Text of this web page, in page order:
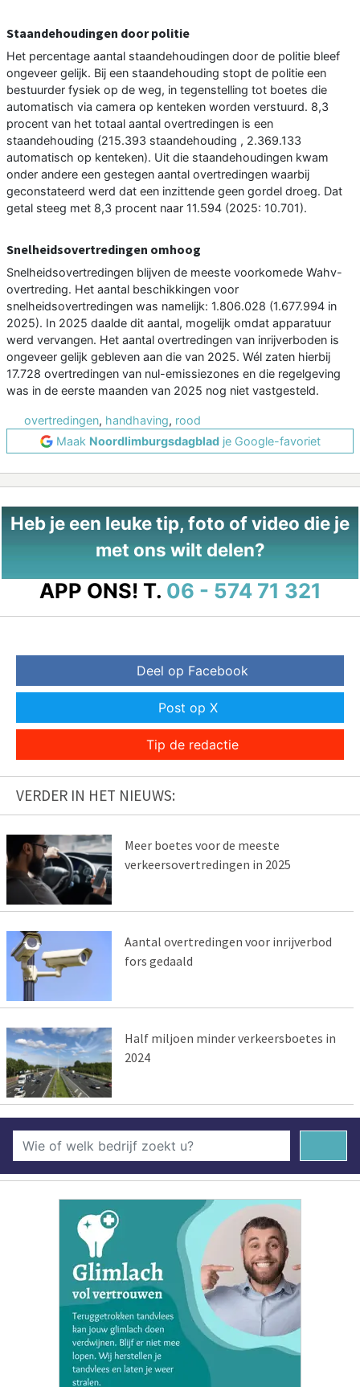
Staandehoudingen door politie
Het percentage aantal staandehoudingen door de politie bleef
ongeveer gelijk. Bij een staandehouding stopt de politie een
bestuurder fysiek op de weg, in tegenstelling tot boetes die
automatisch via camera op kenteken worden verstuurd. 8,3
procent van het totaal aantal overtredingen is een
staandehouding (215.393 staandehouding , 2.369.133
automatisch op kenteken). Uit die staandehoudingen kwam
onder andere een gestegen aantal overtredingen waarbij
geconstateerd werd dat een inzittende geen gordel droeg. Dat
getal steeg met 8,3 procent naar 11.594 (2025: 10.701).
Snelheidsovertredingen omhoog
Snelheidsovertredingen blijven de meeste voorkomede Wahv-
overtreding. Het aantal beschikkingen voor
snelheidsovertredingen was namelijk: 1.806.028 (1.677.994 in
2025). In 2025 daalde dit aantal, mogelijk omdat apparatuur
werd vervangen. Het aantal overtredingen van inrijverboden is
ongeveer gelijk gebleven aan die van 2025. Wél zaten hierbij
17.728 overtredingen van nul-emissiezones en die regelgeving
was in de eerste maanden van 2025 nog niet vastgesteld.
overtredingen, handhaving, rood
Maak Noordlimburgsdagbladje Google-favoriet
Heb je een leuke tip, foto of video die je
met ons wilt delen?
APP ONS! T. 06 - 574 71 321
Deel op Facebook
Post op X
Tip de redactie
VERDER IN HET NIEUWS:
Meer boetes voor de meeste
verkeersovertredingen in 2025
Aantal overtredingen voor inrijverbod
fors gedaald
Half miljoen minder verkeersboetes in
2024